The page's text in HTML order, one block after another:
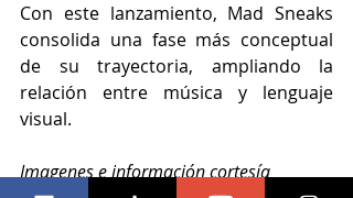
Con este lanzamiento, Mad Sneaks
consolida una fase más conceptual
de su trayectoria, ampliando la
relación entre música y lenguaje
visual.
Imagenes e información cortesía